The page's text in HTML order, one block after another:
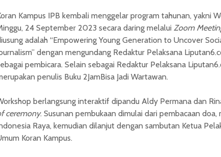
Kampus IPB kembali menggelar program tahunan, yakni
24 September 2023 secara daring melalui Zoom
adalah “Empowering Young Generation to Uncover
dengan mengundang Redaktur Pelaksana
pembicara. Selain sebagai Redaktur Pelaksana
penulis Buku 2JamBisa Jadi Wartawan.
berlangsung interaktif dipandu Aldy Permana dan
ceremony. Susunan pembukaan dimulai dari pembacaan doa,
Raya, kemudian dilanjut dengan sambutan Ketua
Koran Kampus.